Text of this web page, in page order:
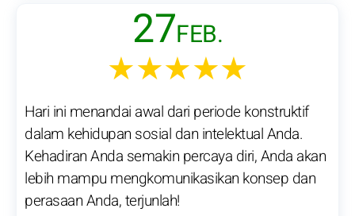
27FEB.
★★★★★
Hari ini menandai awal dari periode konstruktif
dalam kehidupan sosial dan intelektual Anda.
Kehadiran Anda semakin percaya diri, Anda akan
lebih mampu mengkomunikasikan konsep dan
perasaan Anda, terjunlah!